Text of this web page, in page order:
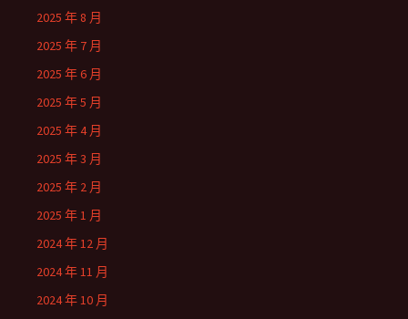
2025 年 8 月
2025 年 7 月
2025 年 6 月
2025 年 5 月
2025 年 4 月
2025 年 3 月
2025 年 2 月
2025 年 1 月
2024 年 12 月
2024 年 11 月
2024 年 10 月